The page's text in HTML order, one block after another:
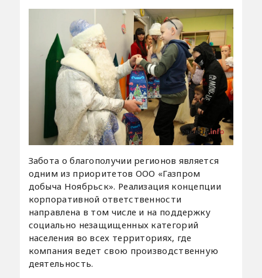
Забота о благополучии регионов является
одним из приоритетов ООО «Газпром
добыча Ноябрьск». Реализация концепции
корпоративной ответственности
направлена в том числе и на поддержку
социально незащищенных категорий
населения во всех территориях, где
компания ведет свою производственную
деятельность.